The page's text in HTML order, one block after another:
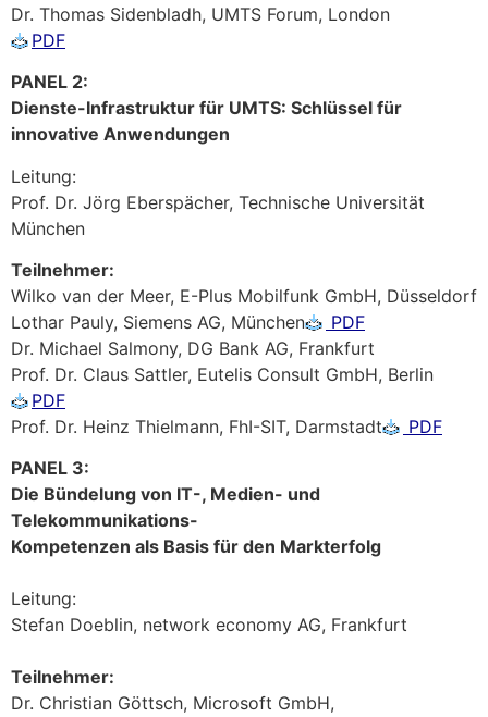
Dr. Thomas Sidenbladh, UMTS Forum, London
PDF
PANEL 2:
Dienste-Infrastruktur für UMTS: Schlüssel für
innovative Anwendungen
Leitung:
Prof. Dr. Jörg Eberspächer, Technische Universität
München
Teilnehmer:
Wilko van der Meer, E-Plus Mobilfunk GmbH, Düsseldorf
Lothar Pauly, Siemens AG, München
PDF
Dr. Michael Salmony, DG Bank AG, Frankfurt
Prof. Dr. Claus Sattler, Eutelis Consult GmbH, Berlin
PDF
Prof. Dr. Heinz Thielmann, FhI-SIT, Darmstadt
PDF
PANEL 3:
Die Bündelung von IT-, Medien- und
Telekommunikations-
Kompetenzen als Basis für den Markterfolg
Leitung:
Stefan Doeblin, network economy AG, Frankfurt
Teilnehmer:
Dr. Christian Göttsch, Microsoft GmbH,